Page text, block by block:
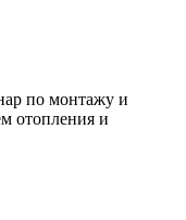
по монтажу и
отопления и